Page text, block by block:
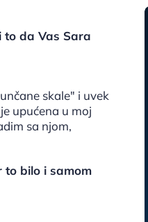
to da Vas Sara
skale" i uvek
upućena u moj
sa njom,
to bilo i samom